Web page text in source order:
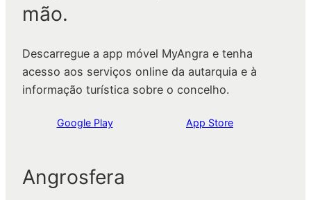
mão.
Descarregue a app móvel MyAngra e tenha
acesso aos serviços online da autarquia e à
informação turística sobre o concelho.
Google Play App Store
Angrosfera